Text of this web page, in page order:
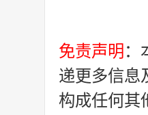
免责声明 ：
递更多信息
构成任何其